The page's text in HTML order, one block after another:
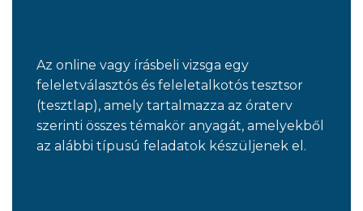
Az online vagy írásbeli vizsga egy
feleletválasztós és feleletalkotós tesztsor
(tesztlap), amely tartalmazza az óraterv
szerinti összes témakör anyagát, amelyekből
az alábbi típusú feladatok készüljenek el.